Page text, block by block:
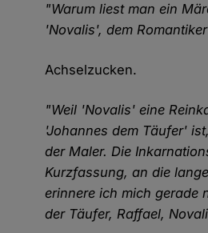
"Warum liest man ein
'Novalis', dem
Achselzucken.
"Weil 'Novalis' eine
'Johannes dem Täufer'
der Maler. Die
Kurzfassung, an die
erinnere ich mich gerade
der Täufer, Raffael,